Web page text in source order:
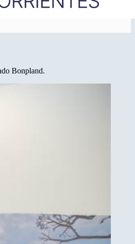
Bonpland.